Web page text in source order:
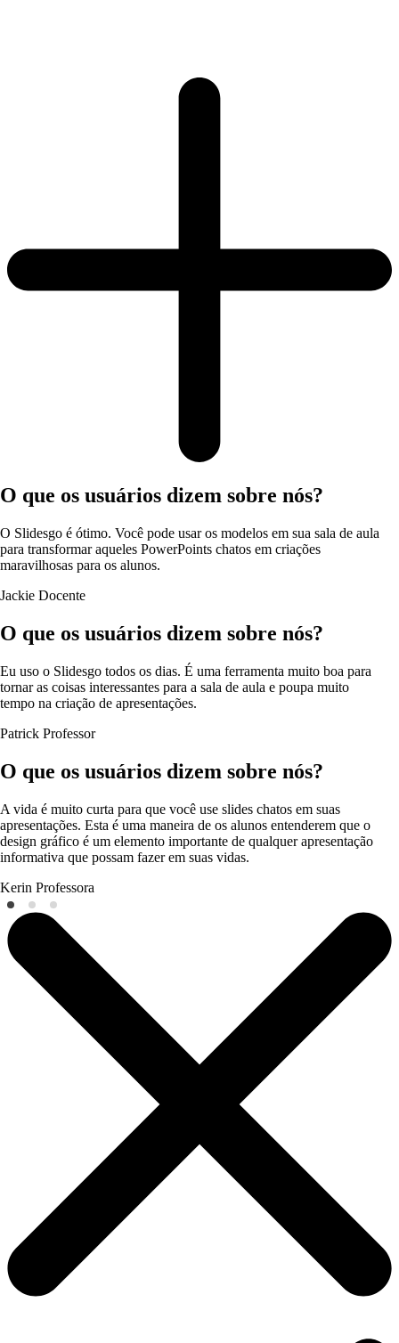
O que os usuários dizem sobre nós?
O Slidesgo é ótimo. Você pode usar os modelos em sua sala de aula
para transformar aqueles PowerPoints chatos em criações
maravilhosas para os alunos.
Jackie Docente
O que os usuários dizem sobre nós?
Eu uso o Slidesgo todos os dias. É uma ferramenta muito boa para
tornar as coisas interessantes para a sala de aula e poupa muito
tempo na criação de apresentações.
Patrick Professor
O que os usuários dizem sobre nós?
A vida é muito curta para que você use slides chatos em suas
apresentações. Esta é uma maneira de os alunos entenderem que o
design gráfico é um elemento importante de qualquer apresentação
informativa que possam fazer em suas vidas.
Kerin Professora